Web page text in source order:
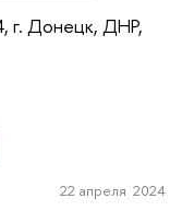
г. Донецк, ДНР,
22 апреля 2024